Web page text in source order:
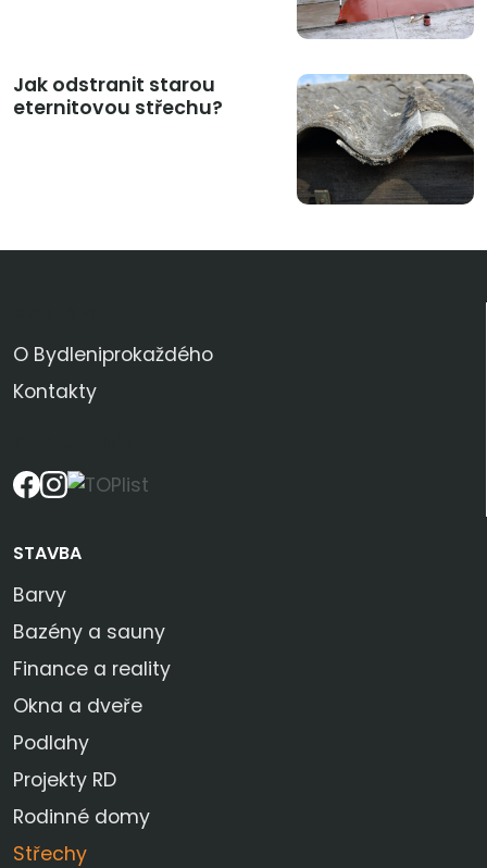
Jak odstranit starou
eternitovou střechu?
O Bydleniprokaždého
Kontakty
STAVBA
Barvy
Bazény a sauny
Finance a reality
Okna a dveře
Podlahy
Projekty RD
Rodinné domy
Střechy